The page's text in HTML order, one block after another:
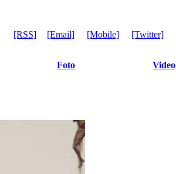
[RSS] [Email] [Mobile] [Twitter]
Foto Video